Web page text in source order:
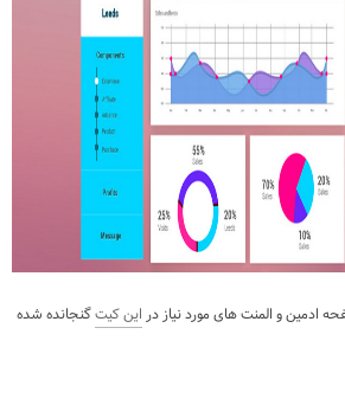
ادمین و المنت های مورد نیاز در این کیتگنجانده شده